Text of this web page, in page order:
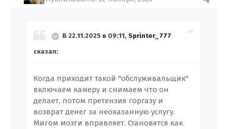
В 22.11.2025 в 09:11, Sprinter_777
сказал:
Когда приходит такой "обслуживальщик"
включаем камеру и снимаем что он
делает, потом претензия горгазу и
возврат денег за неоказанную услугу.
Мигом мозги вправляет. Становятся как